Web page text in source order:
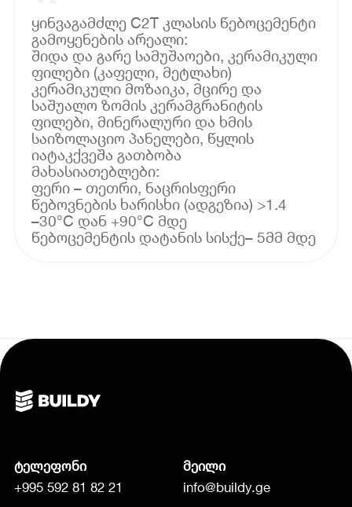
ყინვაგამძლე C2T კლასის წებოცემენტი
გამოყენების არეალი:
შიდა და გარე სამუშაოები, კერამიკული
ფილები (კაფელი, მეტლახი)
კერამიკული მოზაიკა, მცირე და
საშუალო ზომის კერამგრანიტის
ფილები, მინერალური და ხმის
საიზოლაციო პანელები, წყლის
იატაკქვეშა გათბობა
მახასიათებლები:
ფერი – თეთრი, ნაცრისფერი
წებოვნების ხარისხი (ადგეზია) >1.4
–30°C დან +90°C მდე
წებოცემენტის დატანის სისქე– 5მმ მდე
ტელეფონი
+995 592 81 82 21
მეილი
info@buildy.ge